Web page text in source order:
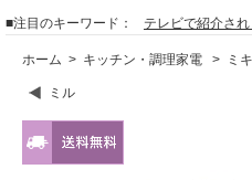
■注目のキーワード： テレビで紹介さ
ホーム > キッチン・調理家電 > ミ
ミル